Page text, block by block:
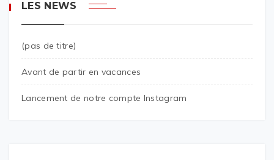
LES NEWS
(pas de titre)
Avant de partir en vacances
Lancement de notre compte Instagram